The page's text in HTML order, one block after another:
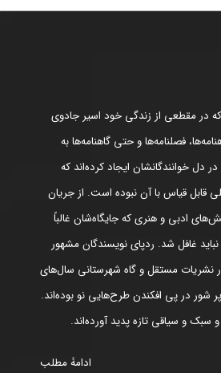
در مقطعی از زندگی خود اسیر جادوی
فصلنامه‌ها و حتی گاهنامه‌ها به
دل خوانندگانشان ایجاد کرده‌اند که
قابل قیاس با آن نبوده است. از جریان
ادبی و هنری که جایگاه‌شان غالباً
غافل شد. ردپای نویسندگان مشهور
نشریات مستقل و گاه شهرستانی سال‌های
شور در پی افکندن طرح‌هایی نو بوده‌اند.
سبک و سیاقی تازه پدید آورده‌اند.
ادامۀ مطلب